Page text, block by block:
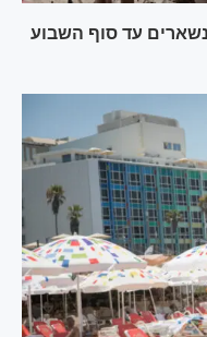
נשארים עד סוף השבוע